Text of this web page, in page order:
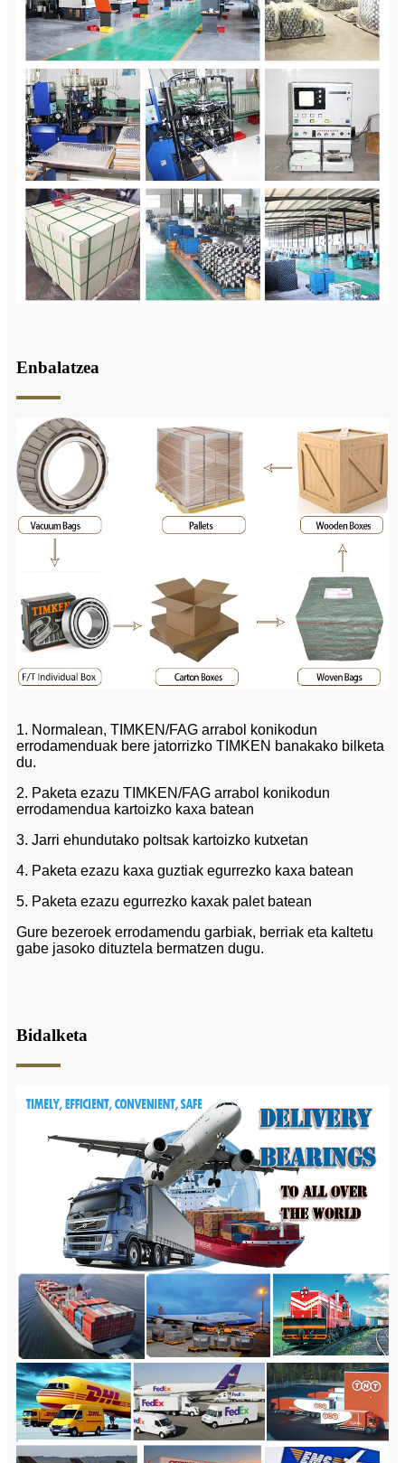
Enbalatzea
1. Normalean, TIMKEN/FAG arrabol konikodun
errodamenduak bere jatorrizko TIMKEN banakako bilketa
du.
2. Paketa ezazu TIMKEN/FAG arrabol konikodun
errodamendua kartoizko kaxa batean
3. Jarri ehundutako poltsak kartoizko kutxetan
4. Paketa ezazu kaxa guztiak egurrezko kaxa batean
5. Paketa ezazu egurrezko kaxak palet batean
Gure bezeroek errodamendu garbiak, berriak eta kaltetu
gabe jasoko dituztela bermatzen dugu.
Bidalketa